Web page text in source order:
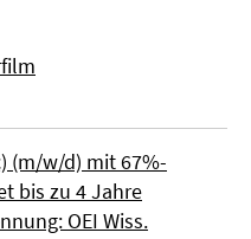
(m/w/d) mit 67%-
bis zu 4 Jahre
OEI Wiss.